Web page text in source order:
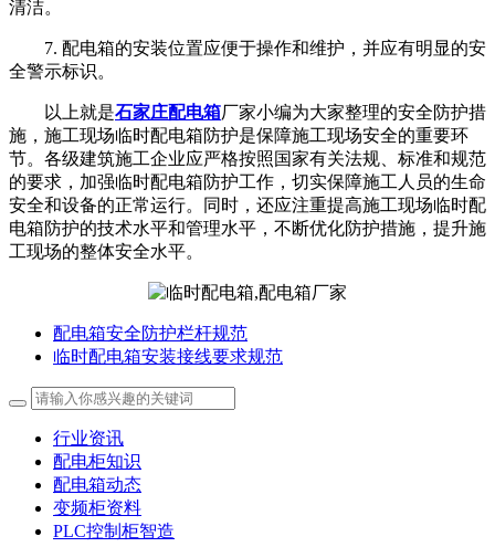
清洁。
7. 配电箱的安装位置应便于操作和维护，并应有明显的安
全警示标识。
以上就是石家庄配电箱厂家小编为大家整理的安全防护措
施，施工现场临时配电箱防护是保障施工现场安全的重要环
节。各级建筑施工企业应严格按照国家有关法规、标准和规范
的要求，加强临时配电箱防护工作，切实保障施工人员的生命
安全和设备的正常运行。同时，还应注重提高施工现场临时配
电箱防护的技术水平和管理水平，不断优化防护措施，提升施
工现场的整体安全水平。
配电箱安全防护栏杆规范
临时配电箱安装接线要求规范
行业资讯
配电柜知识
配电箱动态
变频柜资料
PLC控制柜智造